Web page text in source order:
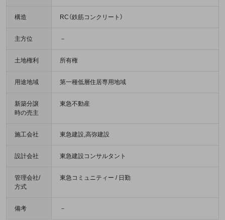
構造 RC（鉄筋コンクリート）
主方位 －
土地権利 所有権
用途地域 第一種低層住居専用地域
新築分譲
時の売主
東急不動産
施工会社 東急建設,高弥建設
設計会社 東急建設コンサルタント
管理会社/
方式
東急コミュニティー / 日勤
備考 －